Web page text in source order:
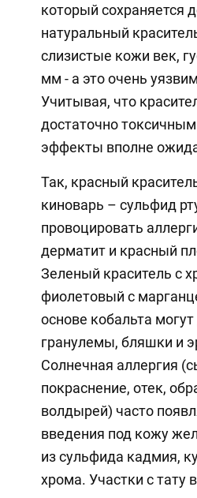
который сохраняется
натуральный
слизистые кожи век,
мм - а это очень
Учитывая, что
достаточно
эффекты вполне
Так, красный
киноварь – сульфид
провоцировать
дерматит и красный
Зеленый краситель с
фиолетовый с
основе кобальта
гранулемы, бляшки и
Солнечная аллергия
покраснение, отек,
волдырей) часто
введения под кожу
из сульфида кадмия,
хрома. Участки с тату